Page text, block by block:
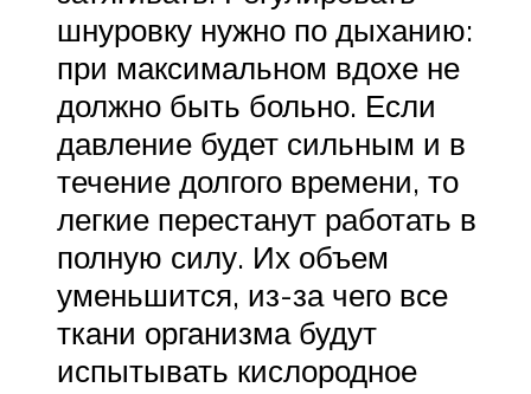
шнуровку нужно по дыханию:
при максимальном вдохе не
должно быть больно. Если
давление будет сильным и в
течение долгого времени, то
легкие перестанут работать в
полную силу. Их объем
уменьшится, из-за чего все
ткани организма будут
испытывать кислородное